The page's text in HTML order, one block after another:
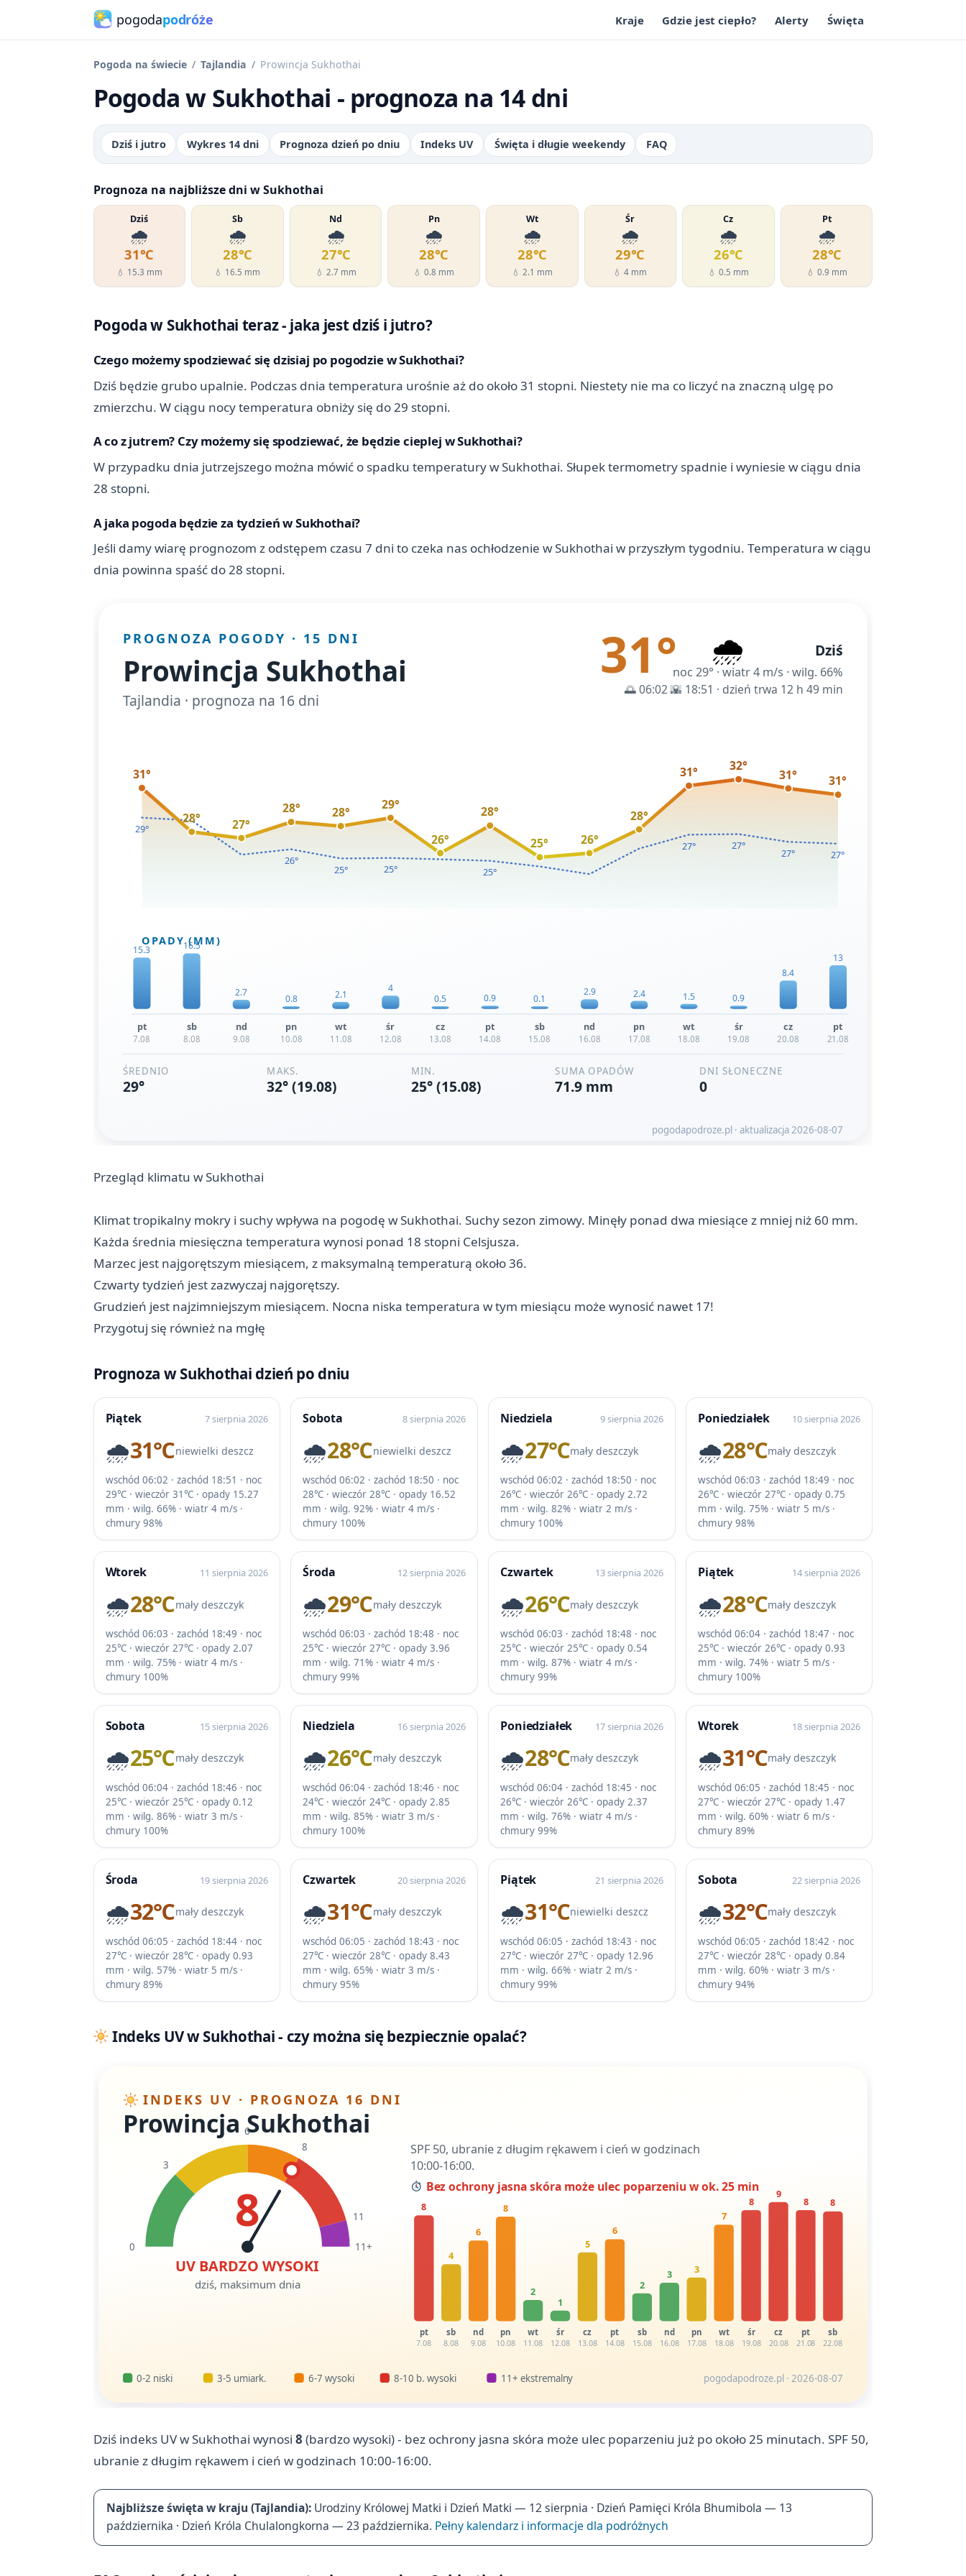
pogodapodróże Kraje Gdzie jest ciepło? Alerty Święta
Pogoda na świecie Tajlandia Prowincja Sukhothai
Pogoda w Sukhothai - prognoza na 14 dni
Dziś i jutro Wykres 14 dni Prognoza dzień po dniu Indeks UV Święta i długie weekendy FAQ
Prognoza na najbliższe dni w Sukhothai
Dziś
🌧️
31℃
💧 15.3 mm
Sb
🌧️
28℃
💧 16.5 mm
Nd
🌧️
27℃
💧 2.7 mm
Pn
🌧️
28℃
💧 0.8 mm
Wt
🌧️
28℃
💧 2.1 mm
Śr
🌧️
29℃
💧 4 mm
Cz
🌧️
26℃
💧 0.5 mm
Pt
🌧️
28℃
💧 0.9 mm
Pogoda w Sukhothai teraz - jaka jest dziś i jutro?
Czego możemy spodziewać się dzisiaj po pogodzie w Sukhothai?
Dziś będzie grubo upalnie. Podczas dnia temperatura urośnie aż do około 31 stopni. Niestety nie ma co liczyć na znaczną ulgę po
zmierzchu. W ciągu nocy temperatura obniży się do 29 stopni.
A co z jutrem? Czy możemy się spodziewać, że będzie cieplej w Sukhothai?
W przypadku dnia jutrzejszego można mówić o spadku temperatury w Sukhothai. Słupek termometry spadnie i wyniesie w ciągu dnia
28 stopni.
A jaka pogoda będzie za tydzień w Sukhothai?
Jeśli damy wiarę prognozom z odstępem czasu 7 dni to czeka nas ochłodzenie w Sukhothai w przyszłym tygodniu. Temperatura w ciągu
dnia powinna spaść do 28 stopni.
Przegląd klimatu w Sukhothai
Klimat tropikalny mokry i suchy wpływa na pogodę w Sukhothai. Suchy sezon zimowy. Minęły ponad dwa miesiące z mniej niż 60 mm.
Każda średnia miesięczna temperatura wynosi ponad 18 stopni Celsjusza.
Marzec jest najgorętszym miesiącem, z maksymalną temperaturą około 36.
Czwarty tydzień jest zazwyczaj najgorętszy.
Grudzień jest najzimniejszym miesiącem. Nocna niska temperatura w tym miesiącu może wynosić nawet 17!
Przygotuj się również na mgłę
Prognoza w Sukhothai dzień po dniu
Piątek 7 sierpnia 2026
🌧️31℃niewielki deszcz
wschód 06:02 · zachód 18:51 · noc
29℃ · wieczór 31℃ · opady 15.27
mm · wilg. 66% · wiatr 4 m/s ·
chmury 98%
Sobota 8 sierpnia 2026
🌧️28℃niewielki deszcz
wschód 06:02 · zachód 18:50 · noc
28℃ · wieczór 28℃ · opady 16.52
mm · wilg. 92% · wiatr 4 m/s ·
chmury 100%
Niedziela 9 sierpnia 2026
🌧️27℃mały deszczyk
wschód 06:02 · zachód 18:50 · noc
26℃ · wieczór 26℃ · opady 2.72
mm · wilg. 82% · wiatr 2 m/s ·
chmury 100%
Poniedziałek 10 sierpnia 2026
🌧️28℃mały deszczyk
wschód 06:03 · zachód 18:49 · noc
26℃ · wieczór 27℃ · opady 0.75
mm · wilg. 75% · wiatr 5 m/s ·
chmury 98%
Wtorek 11 sierpnia 2026
🌧️28℃mały deszczyk
wschód 06:03 · zachód 18:49 · noc
25℃ · wieczór 27℃ · opady 2.07
mm · wilg. 75% · wiatr 4 m/s ·
chmury 100%
Środa 12 sierpnia 2026
🌧️29℃mały deszczyk
wschód 06:03 · zachód 18:48 · noc
25℃ · wieczór 27℃ · opady 3.96
mm · wilg. 71% · wiatr 4 m/s ·
chmury 99%
Czwartek 13 sierpnia 2026
🌧️26℃mały deszczyk
wschód 06:03 · zachód 18:48 · noc
25℃ · wieczór 25℃ · opady 0.54
mm · wilg. 87% · wiatr 4 m/s ·
chmury 99%
Piątek 14 sierpnia 2026
🌧️28℃mały deszczyk
wschód 06:04 · zachód 18:47 · noc
25℃ · wieczór 26℃ · opady 0.93
mm · wilg. 74% · wiatr 5 m/s ·
chmury 100%
Sobota 15 sierpnia 2026
🌧️25℃mały deszczyk
wschód 06:04 · zachód 18:46 · noc
25℃ · wieczór 25℃ · opady 0.12
mm · wilg. 86% · wiatr 3 m/s ·
chmury 100%
Niedziela 16 sierpnia 2026
🌧️26℃mały deszczyk
wschód 06:04 · zachód 18:46 · noc
24℃ · wieczór 24℃ · opady 2.85
mm · wilg. 85% · wiatr 3 m/s ·
chmury 100%
Poniedziałek 17 sierpnia 2026
🌧️28℃mały deszczyk
wschód 06:04 · zachód 18:45 · noc
26℃ · wieczór 26℃ · opady 2.37
mm · wilg. 76% · wiatr 4 m/s ·
chmury 99%
Wtorek 18 sierpnia 2026
🌧️31℃mały deszczyk
wschód 06:05 · zachód 18:45 · noc
27℃ · wieczór 27℃ · opady 1.47
mm · wilg. 60% · wiatr 6 m/s ·
chmury 89%
Środa 19 sierpnia 2026
🌧️32℃mały deszczyk
wschód 06:05 · zachód 18:44 · noc
27℃ · wieczór 28℃ · opady 0.93
mm · wilg. 57% · wiatr 5 m/s ·
chmury 89%
Czwartek 20 sierpnia 2026
🌧️31℃mały deszczyk
wschód 06:05 · zachód 18:43 · noc
27℃ · wieczór 28℃ · opady 8.43
mm · wilg. 65% · wiatr 3 m/s ·
chmury 95%
Piątek 21 sierpnia 2026
🌧️31℃niewielki deszcz
wschód 06:05 · zachód 18:43 · noc
27℃ · wieczór 27℃ · opady 12.96
mm · wilg. 66% · wiatr 2 m/s ·
chmury 99%
Sobota 22 sierpnia 2026
🌧️32℃mały deszczyk
wschód 06:05 · zachód 18:42 · noc
27℃ · wieczór 28℃ · opady 0.84
mm · wilg. 60% · wiatr 3 m/s ·
chmury 94%
Indeks UV w Sukhothai - czy można się bezpiecznie opalać?
INDEKS UV · PROGNOZA 16 DNI
Prowincja Sukhothai
0
3
6
8
11
11+
8
UV BARDZO WYSOKI
dziś, maksimum dnia
SPF 50, ubranie z długim rękawem i cień w godzinach
10:00-16:00.
Bez ochrony jasna skóra może ulec poparzeniu w ok. 25 min
8
pt
7.08
4
sb
8.08
6
nd
9.08
8
pn
10.08
2
wt
11.08
1
śr
12.08
5
cz
13.08
6
pt
14.08
2
sb
15.08
3
nd
16.08
3
pn
17.08
7
wt
18.08
8
śr
19.08
9
cz
20.08
8
pt
21.08
8
sb
22.08
0-2 niski 3-5 umiark. 6-7 wysoki 8-10 b. wysoki 11+ ekstremalny pogodapodroze.pl · 2026-08-07
Dziś indeks UV w Sukhothai wynosi 8(bardzo wysoki) - bez ochrony jasna skóra może ulec poparzeniu już po około 25 minutach. SPF 50,
ubranie z długim rękawem i cień w godzinach 10:00-16:00.
Najbliższe święta w kraju (Tajlandia): Urodziny Królowej Matki i Dzień Matki — 12 sierpnia · Dzień Pamięci Króla Bhumibola — 13
października · Dzień Króla Chulalongkorna — 23 października. Pełny kalendarz i informacje dla podróżnych